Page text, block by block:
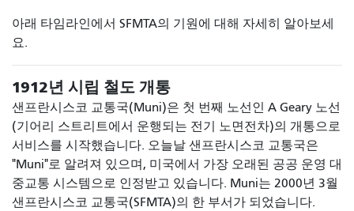
아래 타임라인에서 SFMTA의 기원에 대해 자세히 알아보세
요.
1912년 시립 철도 개통
샌프란시스코 교통국(Muni)은 첫 번째 노선인 A Geary 노선
(기어리 스트리트에서 운행되는 전기 노면전차)의 개통으로
서비스를 시작했습니다. 오늘날 샌프란시스코 교통국은
"Muni"로 알려져 있으며, 미국에서 가장 오래된 공공 운영 대
중교통 시스템으로 인정받고 있습니다. Muni는 2000년 3월
샌프란시스코 교통국(SFMTA)의 한 부서가 되었습니다.